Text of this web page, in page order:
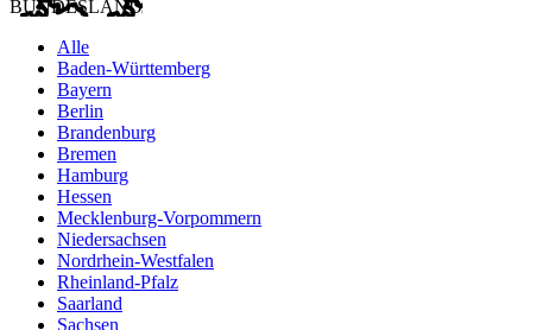
BUNDESLAND
Alle
Baden-Württemberg
Bayern
Berlin
Brandenburg
Bremen
Hamburg
Hessen
Mecklenburg-Vorpommern
Niedersachsen
Nordrhein-Westfalen
Rheinland-Pfalz
Saarland
Sachsen